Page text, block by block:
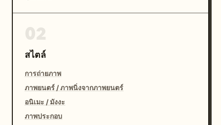
สไตล์
การถ่ายภาพ
ภาพยนตร์ / ภาพนิ่งจากภาพยนตร์
อนิเมะ / มังงะ
ภาพประกอบ